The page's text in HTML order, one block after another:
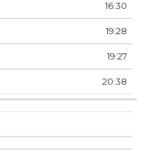
16:30
19:28
19:27
20:38